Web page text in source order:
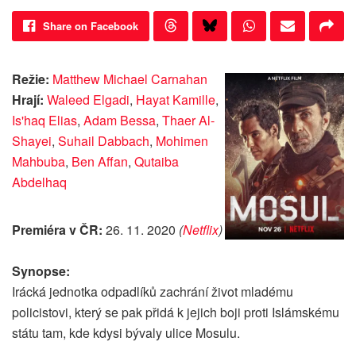
Share on Facebook
Režie: Matthew Michael Carnahan
Hrají: Waleed Elgadi, Hayat Kamille,
Is'haq Elias, Adam Bessa, Thaer Al-
Shayei, Suhail Dabbach, Mohimen
Mahbuba, Ben Affan, Qutaiba
Abdelhaq
Premiéra v ČR: 26. 11. 2020 (Netflix)
Synopse:
Irácká jednotka odpadlíků zachrání život mladému
policistovi, který se pak přidá k jejich boji proti Islámskému
státu tam, kde kdysi bývaly ulice Mosulu.